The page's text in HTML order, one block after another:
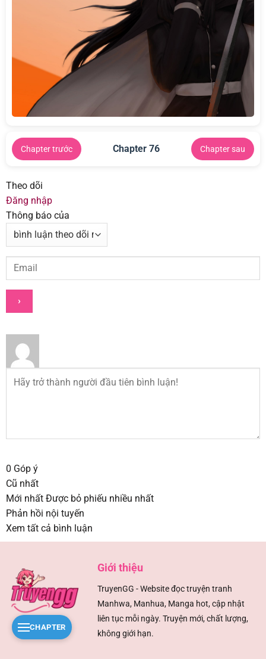
CHAPTER
Chapter trước Chapter 76 Chapter sau
Theo dõi
Đăng nhập
Thông báo của
0 Góp ý
Cũ nhất
Mới nhất Được bỏ phiếu nhiều nhất
Phản hồi nội tuyến
Xem tất cả bình luận
Giới thiệu
TruyenGG - Website đọc truyện tranh
Manhwa, Manhua, Manga hot, cập nhật
liên tục mỗi ngày. Truyện mới, chất lượng,
không giới hạn.